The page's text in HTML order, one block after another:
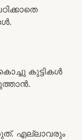
കുട്ടികൾ
എല്ലാവരും